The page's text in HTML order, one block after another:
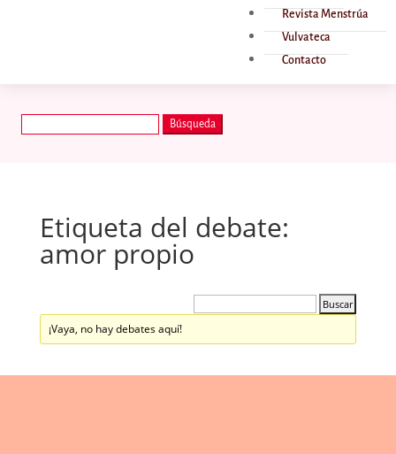
Revista Menstrúa
Vulvateca
Contacto
Etiqueta del debate:
amor propio
¡Vaya, no hay debates aquí!